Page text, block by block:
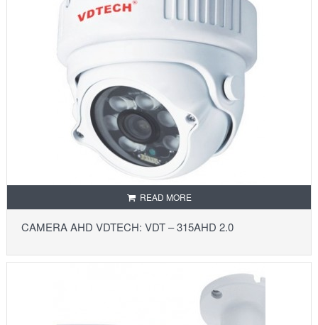
READ MORE
CAMERA AHD VDTECH: VDT – 315AHD 2.0